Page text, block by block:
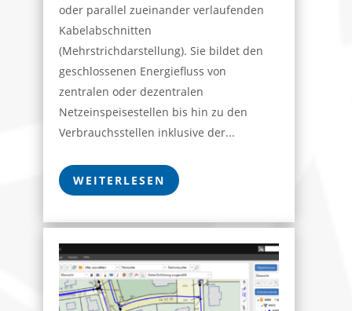
oder parallel zueinander verlaufenden
Kabelabschnitten
(Mehrstrichdarstellung). Sie bildet den
geschlossenen Energiefluss von
zentralen oder dezentralen
Netzeinspeisestellen bis hin zu den
Verbrauchsstellen inklusive der...
WEITERLESEN